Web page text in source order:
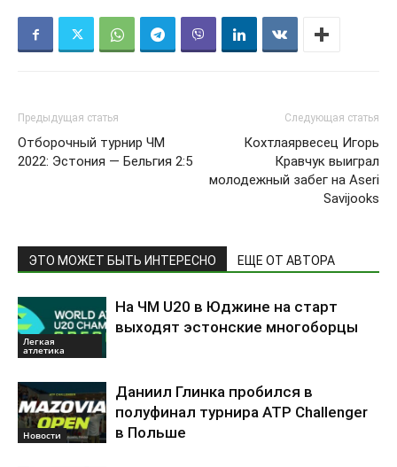
Предыдущая статья
Отборочный турнир ЧМ
2022: Эстония — Бельгия 2:5
Следующая статья
Кохтлаярвесец Игорь
Кравчук выиграл
молодежный забег на Aseri
Savijooks
ЭТО МОЖЕТ БЫТЬ ИНТЕРЕСНО ЕЩЕ ОТ АВТОРА
Легкая
атлетика
На ЧМ U20 в Юджине на старт
выходят эстонские многоборцы
Новости
Даниил Глинка пробился в
полуфинал турнира ATP Challenger
в Польше